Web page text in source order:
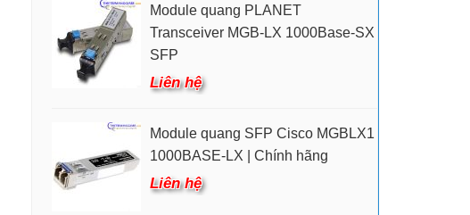
Module quang PLANET
Transceiver MGB-LX 1000Base-SX
SFP
Liên hệ
Module quang SFP Cisco MGBLX1
1000BASE-LX | Chính hãng
Liên hệ